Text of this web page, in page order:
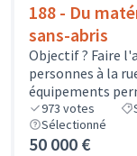
188 - Du
sans-abris
Objectif ? Faire
personnes à la
équipements
973 votes
Sélectionné
50 000 €